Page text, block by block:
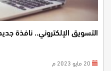
التسويق الإلكتروني.. نافذة